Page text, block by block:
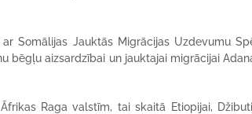
Somālijas Jauktās Migrācijas Uzdevumu
bēgļu aizsardzībai un jauktajai migrācijai
Raga valstīm, tai skaitā Etiopijai,